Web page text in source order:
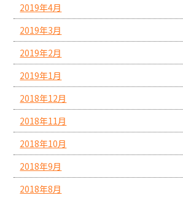
2019年4月
2019年3月
2019年2月
2019年1月
2018年12月
2018年11月
2018年10月
2018年9月
2018年8月